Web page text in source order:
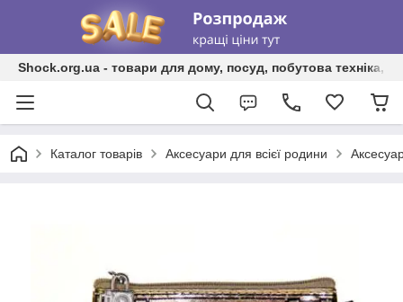
Shock.org.ua - товари для дому, посуд, побутова техніка,
Каталог товарів Аксесуари для всієї родини